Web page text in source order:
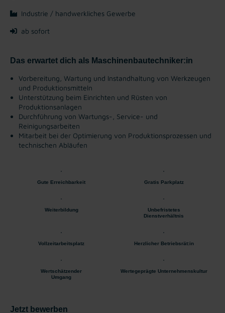
Industrie / handwerkliches Gewerbe
ab sofort
Das erwartet dich als Maschinenbautechniker:in
Vorbereitung, Wartung und Instandhaltung von Werkzeugen
und Produktionsmitteln
Unterstützung beim Einrichten und Rüsten von
Produktionsanlagen
Durchführung von Wartungs-, Service- und
Reinigungsarbeiten
Mitarbeit bei der Optimierung von Produktionsprozessen und
technischen Abläufen
Gute Erreichbarkeit Gratis Parkplatz
Weiterbildung
Unbefristetes
Dienstverhältnis
Vollzeitarbeitsplatz Herzlicher Betriebsrät:in
Wertschätzender
Umgang
Wertegeprägte Unternehmenskultur
Jetzt bewerben